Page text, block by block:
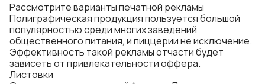
Рассмотрите варианты печатной рекламы
Полиграфическая продукция пользуется большой
популярностью среди многих заведений
общественного питания, и пиццерии не исключение.
Эффективность такой рекламы отчасти будет
зависеть от привлекательности оффера.
Листовки